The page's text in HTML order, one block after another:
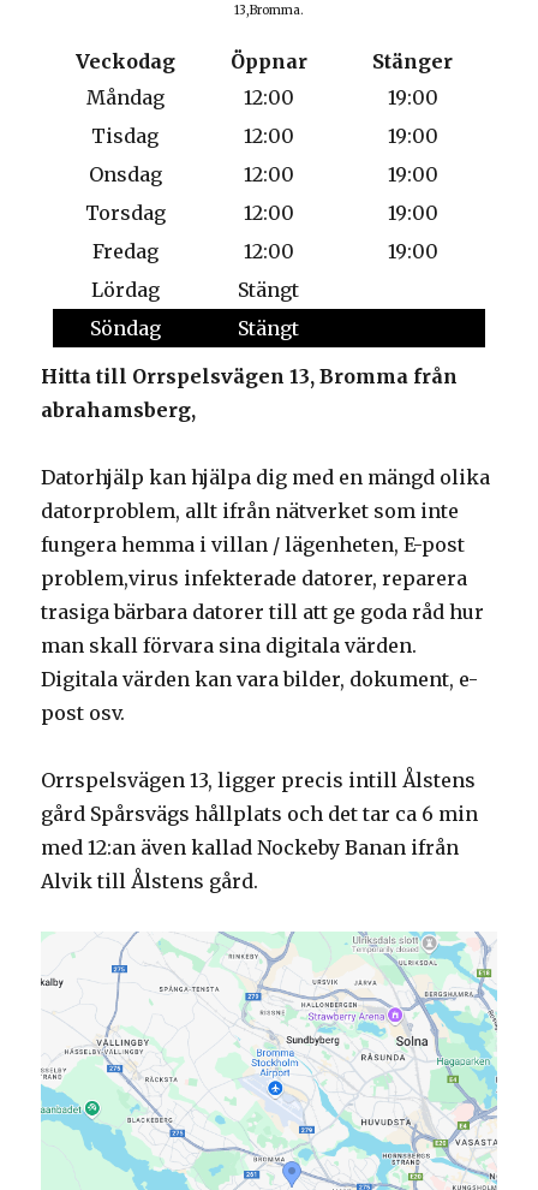
13,Bromma.
Veckodag Öppnar
Stänger
Måndag
12:00
19:00
Tisdag
12:00
19:00
Onsdag
12:00
19:00
Torsdag
12:00
19:00
Fredag
12:00
19:00
Lördag
Stängt
Söndag
Stängt
Hitta till Orrspelsvägen 13, Bromma från
abrahamsberg,
Datorhjälp kan hjälpa dig med en mängd olika
datorproblem, allt ifrån nätverket som inte
fungera hemma i villan / lägenheten, E-post
problem,virus infekterade datorer, reparera
trasiga bärbara datorer till att ge goda råd hur
man skall förvara sina digitala värden.
Digitala värden kan vara bilder, dokument, e-
post osv.
Orrspelsvägen 13, ligger precis intill Ålstens
gård Spårsvägs hållplats och det tar ca 6 min
med 12:an även kallad Nockeby Banan ifrån
Alvik till Ålstens gård.